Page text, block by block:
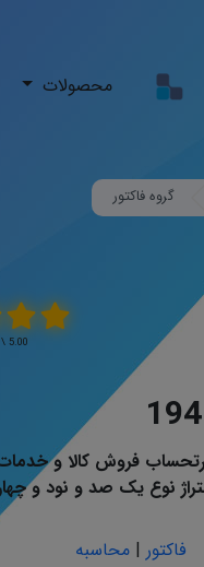
محصولات
گروه فاکتور
5.00 \ 5 ( 2 نظر )
فروش کالا و
نوع یک صد و نود و
فاکتور | محاسبه